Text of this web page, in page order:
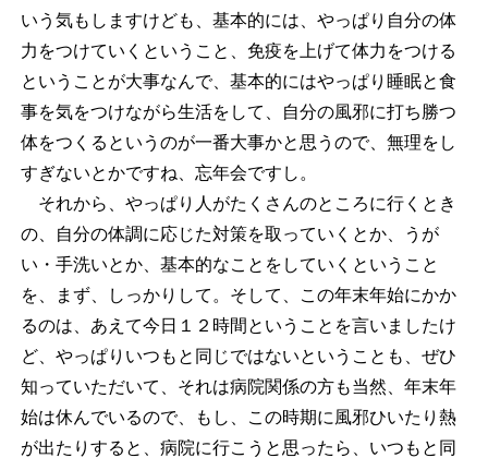
いう気もしますけども、基本的には、やっぱり自分の体
力をつけていくということ、免疫を上げて体力をつける
ということが大事なんで、基本的にはやっぱり睡眠と食
事を気をつけながら生活をして、自分の風邪に打ち勝つ
体をつくるというのが一番大事かと思うので、無理をし
すぎないとかですね、忘年会ですし。
それから、やっぱり人がたくさんのところに行くとき
の、自分の体調に応じた対策を取っていくとか、うが
い・手洗いとか、基本的なことをしていくということ
を、まず、しっかりして。そして、この年末年始にかか
るのは、あえて今日１２時間ということを言いましたけ
ど、やっぱりいつもと同じではないということも、ぜひ
知っていただいて、それは病院関係の方も当然、年末年
始は休んでいるので、もし、この時期に風邪ひいたり熱
が出たりすると、病院に行こうと思ったら、いつもと同